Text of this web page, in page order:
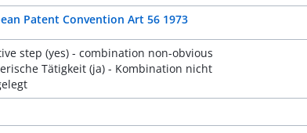
Patent Convention Art 56 1973
step (yes) - combination non-obvious
Tätigkeit (ja) - Kombination nicht